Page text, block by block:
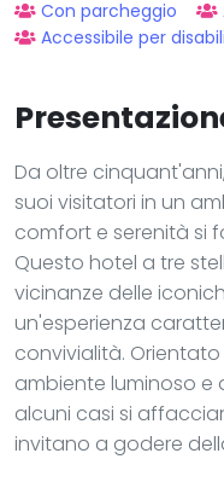
Con parcheggio
Accessibile per disabili
Da oltre
suoi visitatori in un
comfort e serenità si
Questo hotel a tre
vicinanze delle
un'esperienza
convivialità.
ambiente luminoso e
alcuni casi si
invitano a godere